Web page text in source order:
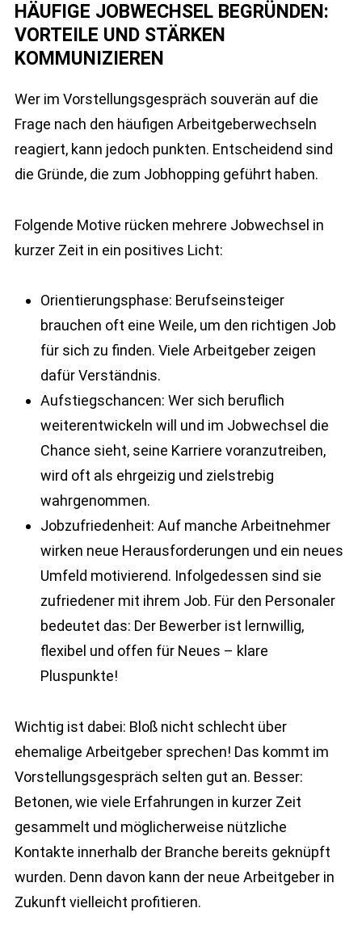
HÄUFIGE JOBWECHSEL BEGRÜNDEN:
VORTEILE UND STÄRKEN
KOMMUNIZIEREN
Wer im Vorstellungsgespräch souverän auf die
Frage nach den häufigen Arbeitgeberwechseln
reagiert, kann jedoch punkten. Entscheidend sind
die Gründe, die zum Jobhopping geführt haben.
Folgende Motive rücken mehrere Jobwechsel in
kurzer Zeit in ein positives Licht:
Orientierungsphase: Berufseinsteiger
brauchen oft eine Weile, um den richtigen Job
für sich zu finden. Viele Arbeitgeber zeigen
dafür Verständnis.
Aufstiegschancen: Wer sich beruflich
weiterentwickeln will und im Jobwechsel die
Chance sieht, seine Karriere voranzutreiben,
wird oft als ehrgeizig und zielstrebig
wahrgenommen.
Jobzufriedenheit: Auf manche Arbeitnehmer
wirken neue Herausforderungen und ein neues
Umfeld motivierend. Infolgedessen sind sie
zufriedener mit ihrem Job. Für den Personaler
bedeutet das: Der Bewerber ist lernwillig,
flexibel und offen für Neues – klare
Pluspunkte!
Wichtig ist dabei: Bloß nicht schlecht über
ehemalige Arbeitgeber sprechen! Das kommt im
Vorstellungsgespräch selten gut an. Besser:
Betonen, wie viele Erfahrungen in kurzer Zeit
gesammelt und möglicherweise nützliche
Kontakte innerhalb der Branche bereits geknüpft
wurden. Denn davon kann der neue Arbeitgeber in
Zukunft vielleicht profitieren.